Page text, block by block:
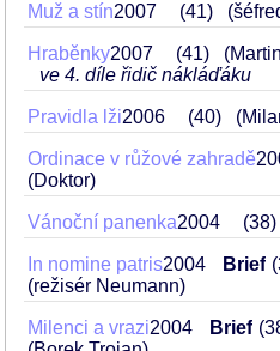
Muž a stín2007 41
Hraběnky2007 41
ve 4. díle řidič nákláďáku
Pravidla lži2006 40
Ordinace v růžové zahradě
(Doktor)
Vánoční panenka2004 38
In nomine patris2004 Brief
(režisér Neumann)
Milenci a vrazi2004 Brief